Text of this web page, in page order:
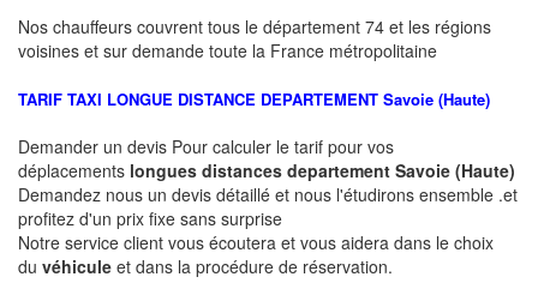
Nos chauffeurs couvrent tous le département 74 et les régions
voisines et sur demande toute la France métropolitaine
TARIF TAXI LONGUE DISTANCE DEPARTEMENT Savoie (Haute)
Demander un devis Pour calculer le tarif pour vos
déplacements longues distances departement Savoie (Haute)
Demandez nous un devis détaillé et nous l'étudirons ensemble .et
profitez d'un prix fixe sans surprise
Notre service client vous écoutera et vous aidera dans le choix
du véhicule et dans la procédure de réservation.